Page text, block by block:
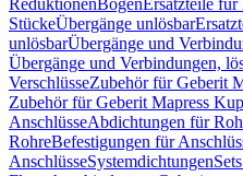
ReduktionenBögenErsatzteile für
StückeÜbergänge unlösbar
unlösbarÜbergänge und
Übergänge und Verbindungen,
VerschlüsseZubehör für Geberit
Zubehör für Geberit Mapress
AnschlüsseAbdichtungen für
RohreBefestigungen für
AnschlüsseSystemdichtungen